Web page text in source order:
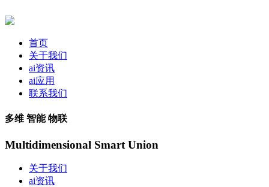
首页
关于我们
ai资讯
ai应用
联系我们
多维 智能 物联
Multidimensional Smart Union
关于我们
ai资讯